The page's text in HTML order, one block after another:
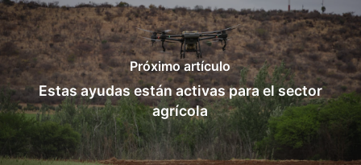
Próximo artículo
Estas ayudas están activas para el sector
agrícola